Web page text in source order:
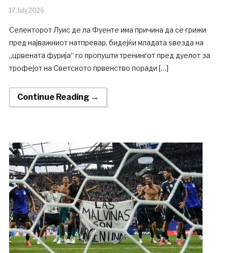
17.July.2026
Селекторот Луис де ла Фуенте има причина да се грижи
пред најважниот натпревар, бидејќи младата ѕвезда на
„црвената фурија“ го пропушти тренингот пред дуелот за
трофејот на Светското првенство поради […]
Continue Reading →